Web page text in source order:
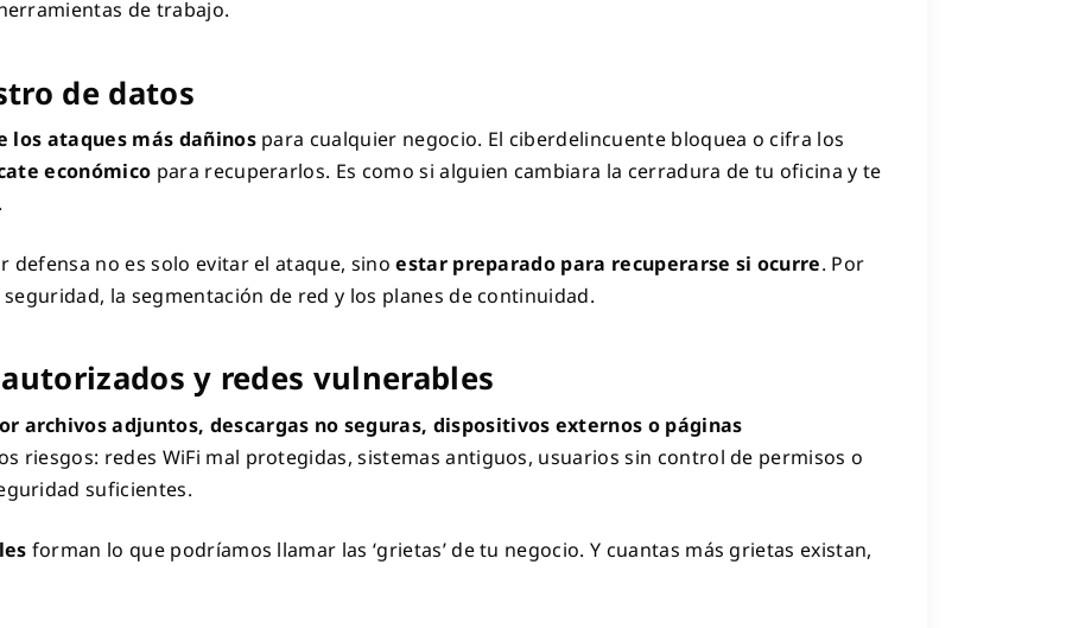
de trabajo.
de datos
los ataques más dañinospara cualquier negocio. El ciberdelincuente bloquea o cifra los
económico para recuperarlos. Es como si alguien cambiara la cerradura de tu oficina y te
defensa no es solo evitar el ataque, sinoestar preparado para recuperarse si ocurre. Por
la segmentación de red y los planes de continuidad.
y redes vulnerables
archivos adjuntos, descargas no seguras, dispositivos externos o páginas
riesgos: redes WiFi mal protegidas, sistemas antiguos, usuarios sin control de permisos o
suficientes.
forman lo que podríamos llamar las ‘grietas’ de tu negocio. Y cuantas más grietas existan,